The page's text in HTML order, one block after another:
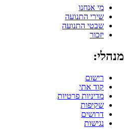
מי אנחנו
שירי התנועה
שבטי התנועה
יזכור
מנהלי:
רישום
קוד אתי
מדיניות פרטיות
שקיפות
דרושים
נגישות